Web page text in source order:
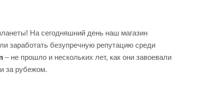
На сегодняшний день наш магазин
заработать безупречную репутацию среди
– не прошло и нескольких лет, как они завоевали
за рубежом.